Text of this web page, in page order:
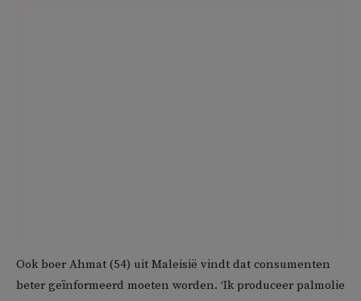
Ook boer Ahmat (54) uit Maleisië vindt dat consumenten
beter geïnformeerd moeten worden. ‘Ik produceer palmolie